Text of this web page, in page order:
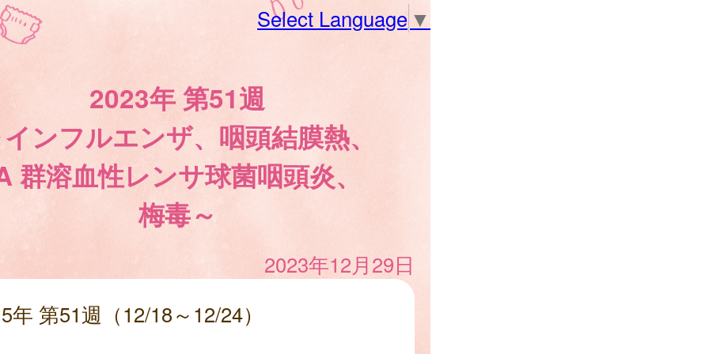
Select Language ▼
2023年 第51週
ンフルエンザ、咽頭結膜熱、
群溶血性レンサ球菌咽頭炎、
梅毒～
2023年12月29日
年 第51週（12/18～12/24）